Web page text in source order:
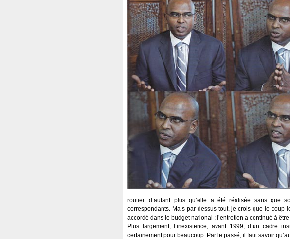
routier, d’autant plus qu’elle a été réalisée sans que
correspondants. Mais par-dessus tout, je crois que le coup
accordé dans le budget national : l’entretien a continué à
Plus largement, l’inexistence, avant 1999, d’un cadre
certainement pour beaucoup. Par le passé, il faut savoir